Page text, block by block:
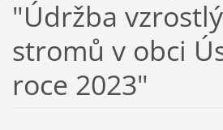
"Údržba
stromů v obci
roce 2023"